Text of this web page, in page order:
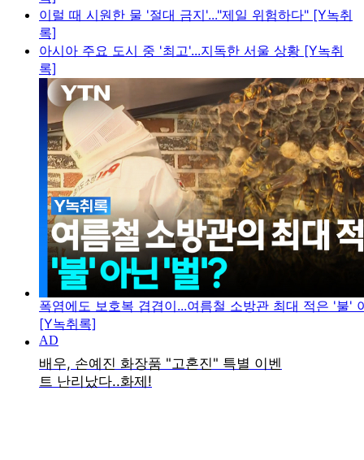
이럴 때 시원한 물 '절대 금지'..."제일 위험하다" [Y녹취
록]
아시아 주요 도시 중 '최고'...지독한 서울 상황 [Y녹취
록]
폭염에도 보호복 겹겹이...여름철 소방관 최대 적은 '불'
[Y녹취록]